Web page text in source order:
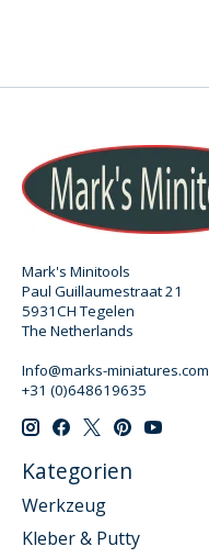
Mark's Minitools
Paul Guillaumestraat 21
5931CH Tegelen
The Netherlands
Info@marks-miniatures.com
+31 (0)648619635
Kategorien
Werkzeug
Kleber & Putty